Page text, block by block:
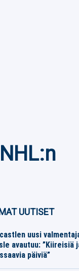
UUTISET
uusi
avautuu: ”Kiireisiä
päiviä”